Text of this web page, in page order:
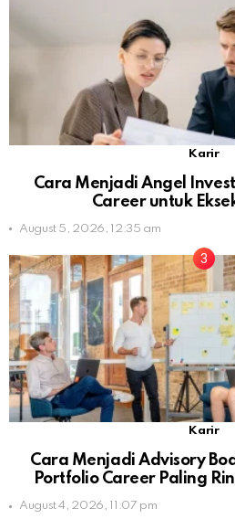
Karir
Cara Menjadi Angel
Career untuk
August 5, 2026, 12:35 am
Karir
Cara Menjadi Advisory
Portfolio Career Paling
August 4, 2026, 11:07 pm